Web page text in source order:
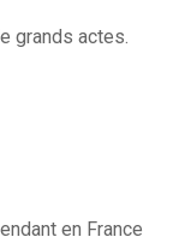
grands actes.
en France